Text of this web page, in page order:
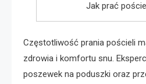
Jak prać
Częstotliwość prania pościeli
zdrowia i komfortu snu.
poszewek na poduszki oraz